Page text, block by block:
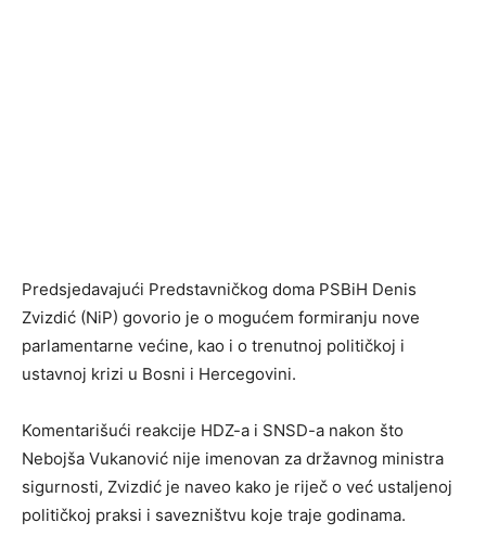
Predsjedavajući Predstavničkog doma PSBiH Denis
Zvizdić (NiP) govorio je o mogućem formiranju nove
parlamentarne većine, kao i o trenutnoj političkoj i
ustavnoj krizi u Bosni i Hercegovini.
Komentarišući reakcije HDZ-a i SNSD-a nakon što
Nebojša Vukanović nije imenovan za državnog ministra
sigurnosti, Zvizdić je naveo kako je riječ o već ustaljenoj
političkoj praksi i savezništvu koje traje godinama.